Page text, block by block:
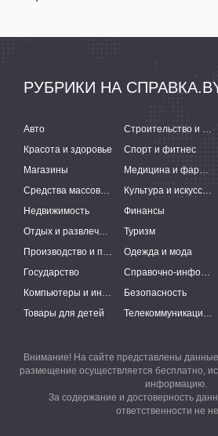
РУБРИКИ НА
Авто Строительство и ремонт
Красота и здоровье
Спорт и фитнес
Магазины
Медицина и фармацевтика
Средства массовой информации
Культура и искусство
Недвижимость
Финансы
Отдых и развлечения
Туризм
Производство и поставки
Одежда и мода
Государство
Справочно-информационные системы
Компьютеры и интернет
Безопасность
Товары для детей
Телекоммуникации и связь
Внимание! На сайте представлены данные
размещение осуществляется бесплатно,
информацию.
За содержание и достоверность
ответственности не